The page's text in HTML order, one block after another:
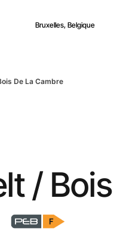
Bruxelles, Belgique
De La Cambre
/ Bois